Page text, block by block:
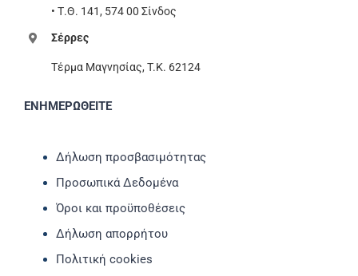
• Τ.Θ. 141, 574 00 Σίνδος
Σέρρες
Τέρμα Μαγνησίας, T.K. 62124
ΕΝΗΜΕΡΩΘΕΙΤΕ
Δήλωση προσβασιμότητας
Προσωπικά Δεδομένα
Όροι και προϋποθέσεις
Δήλωση απορρήτου
Πολιτική cookies